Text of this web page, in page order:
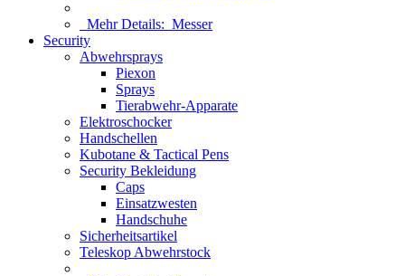
Mehr Details: Messer
Security
Abwehrsprays
Piexon
Sprays
Tierabwehr-Apparate
Elektroschocker
Handschellen
Kubotane & Tactical Pens
Security Bekleidung
Caps
Einsatzwesten
Handschuhe
Sicherheitsartikel
Teleskop Abwehrstock